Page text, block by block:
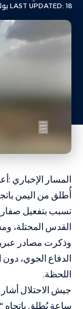
LAST UPDATED: 18 يوليو، 2025 10:44 م
المسار الإخباري
أُطلق من اليمن
تسبب بتفعيل
القدس المحتلة،
وذكرت مصادر
الدفاع الجوي،
اللحظة.
ساعة يُطلق باتجاه